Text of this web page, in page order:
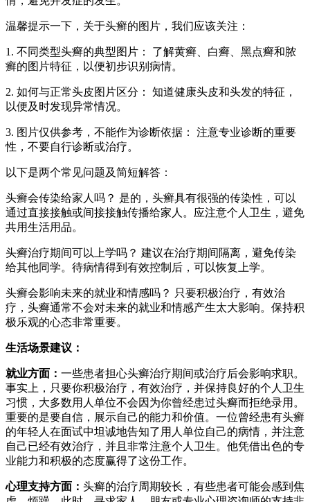
温馨提示一下，关于头癣的图片，我们应该关注：
1. 不同类型头癣的典型图片： 了解黄癣、白癣、黑点癣和脓
癣的图片特征，以便初步识别病情。
2. 如何与正常头皮图片区分： 知道健康头皮和头发的特征，
以便及时发现异常情况。
3. 图片仅供参考，不能作为诊断依据： 注意专业诊断的重要
性，不要自行诊断或治疗。
以下是两个常见问题及简短解答：
头癣会传染给家人吗？ 是的，头癣具有很强的传染性，可以
通过直接接触或间接接触传播给家人。应注意个人卫生，避免
共用生活用品。
头癣治疗期间可以上学吗？ 建议在治疗期间隔离，避免传染
给其他同学。待病情得到有效控制后，可以恢复上学。
头癣会影响未来的就业和情感吗？ 只要积极治疗，有效治
疗，头癣通常不会对未来的就业和情感产生太大影响。保持积
极乐观的心态非常重要。
生活场景建议：
就业方面： 一些患者担心头癣治疗期间或治疗后会影响求职。
事实上，只要你积极治疗，有效治疗，并保持良好的个人卫生
习惯，大多数用人单位不会因为你曾经患过头癣而拒绝录用。
重要的是要自信，展示自己的能力和价值。一位曾经患有头癣
的年轻人在面试中坦诚地告知了用人单位自己的病情，并注意
自己已经有效治疗，并且非常注意个人卫生。他凭借出色的专
业能力和积极的态度赢得了这份工作。
心理支持方面： 头癣的治疗周期较长，有些患者可能会感到焦